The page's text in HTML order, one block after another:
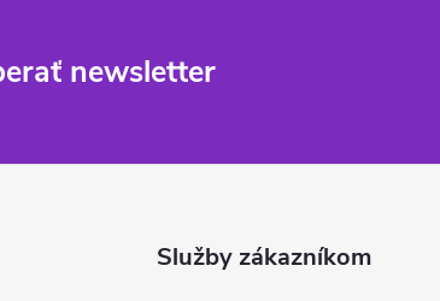
newsletter
Služby zákazníkom